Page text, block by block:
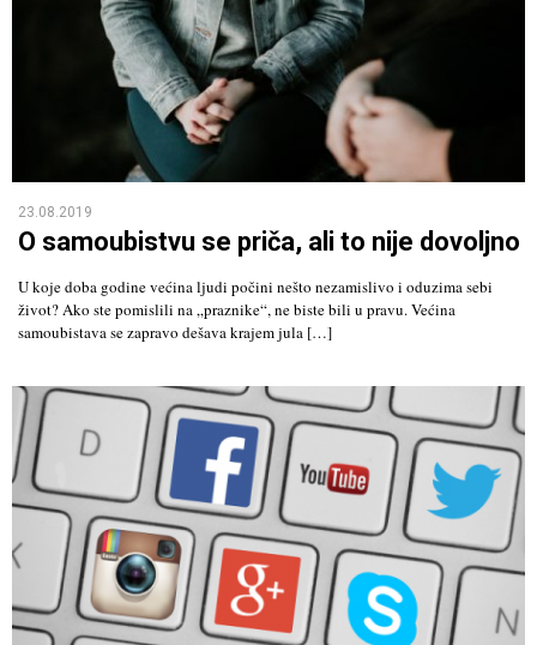
23.08.2019
O samoubistvu se priča, ali to nije dovoljno
U koje doba godine većina ljudi počini nešto nezamislivo i oduzima sebi
život? Ako ste pomislili na „praznike“, ne biste bili u pravu. Većina
samoubistava se zapravo dešava krajem jula […]